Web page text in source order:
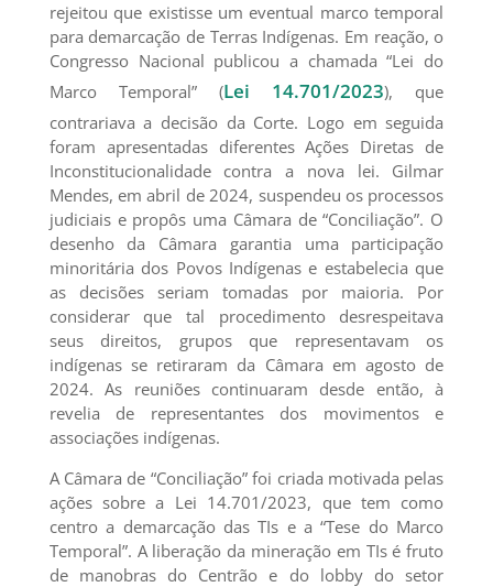
rejeitou que existisse um eventual marco temporal
para demarcação de Terras Indígenas. Em reação, o
Congresso Nacional publicou a chamada “Lei do
Marco Temporal” (Lei 14.701/2023), que
contrariava a decisão da Corte. Logo em seguida
foram apresentadas diferentes Ações Diretas de
Inconstitucionalidade contra a nova lei. Gilmar
Mendes, em abril de 2024, suspendeu os processos
judiciais e propôs uma Câmara de “Conciliação”. O
desenho da Câmara garantia uma participação
minoritária dos Povos Indígenas e estabelecia que
as decisões seriam tomadas por maioria. Por
considerar que tal procedimento desrespeitava
seus direitos, grupos que representavam os
indígenas se retiraram da Câmara em agosto de
2024. As reuniões continuaram desde então, à
revelia de representantes dos movimentos e
associações indígenas.
A Câmara de “Conciliação” foi criada motivada pelas
ações sobre a Lei 14.701/2023, que tem como
centro a demarcação das TIs e a “Tese do Marco
Temporal”. A liberação da mineração em TIs é fruto
de manobras do Centrão e do lobby do setor